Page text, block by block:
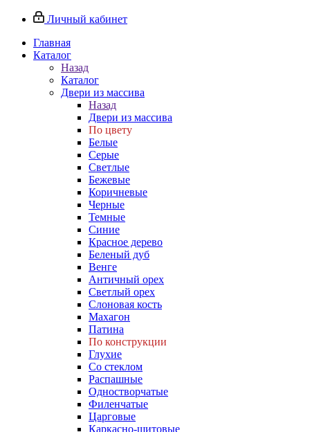
Личный кабинет
Главная
Каталог
Назад
Каталог
Двери из массива
Назад
Двери из массива
По цвету
Белые
Серые
Светлые
Бежевые
Коричневые
Черные
Темные
Синие
Красное дерево
Беленый дуб
Венге
Античный орех
Светлый орех
Слоновая кость
Махагон
Патина
По конструкции
Глухие
Со стеклом
Распашные
Одностворчатые
Филенчатые
Царговые
Каркасно-щитовые